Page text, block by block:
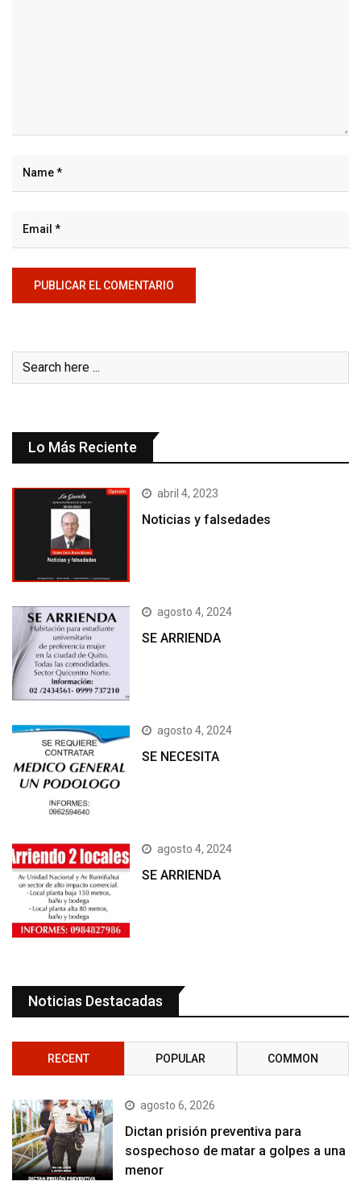
Lo Más Reciente
abril 4, 2023
Noticias y falsedades
agosto 4, 2024
SE ARRIENDA
agosto 4, 2024
SE NECESITA
agosto 4, 2024
SE ARRIENDA
Noticias Destacadas
RECENT POPULAR COMMON
agosto 6, 2026
Dictan prisión preventiva para
sospechoso de matar a golpes a una
menor